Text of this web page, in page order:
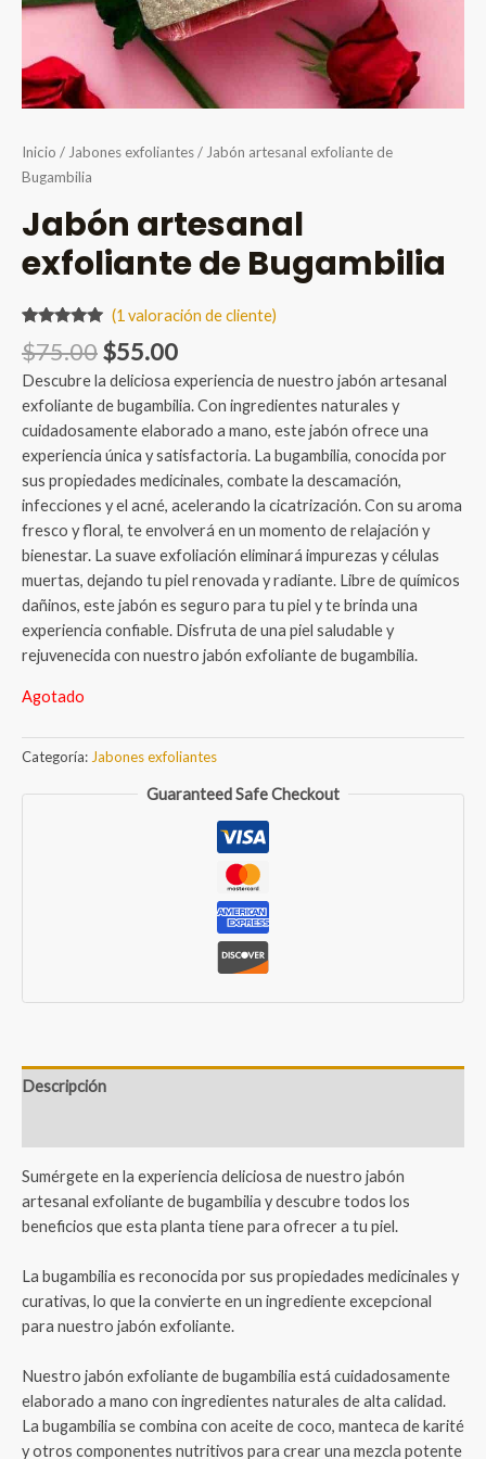
Inicio /Jabones exfoliantes/ Jabón artesanal exfoliante de
Bugambilia
Jabón artesanal
exfoliante de Bugambilia
Valorado
5.00sobre
5 basado
en
1
puntuación
de cliente
(1 valoración de cliente)
$75.00Original
price
was:
$75.00.
$55.00Current
price
is:
$55.00.
Descubre la deliciosa experiencia de nuestro jabón artesanal
exfoliante de bugambilia. Con ingredientes naturales y
cuidadosamente elaborado a mano, este jabón ofrece una
experiencia única y satisfactoria. La bugambilia, conocida por
sus propiedades medicinales, combate la descamación,
infecciones y el acné, acelerando la cicatrización. Con su aroma
fresco y floral, te envolverá en un momento de relajación y
bienestar. La suave exfoliación eliminará impurezas y células
muertas, dejando tu piel renovada y radiante. Libre de químicos
dañinos, este jabón es seguro para tu piel y te brinda una
experiencia confiable. Disfruta de una piel saludable y
rejuvenecida con nuestro jabón exfoliante de bugambilia.
Agotado
Categoría: Jabones exfoliantes
Guaranteed Safe Checkout
Descripción
Sumérgete en la experiencia deliciosa de nuestro jabón
artesanal exfoliante de bugambilia y descubre todos los
beneficios que esta planta tiene para ofrecer a tu piel.
La bugambilia es reconocida por sus propiedades medicinales y
curativas, lo que la convierte en un ingrediente excepcional
para nuestro jabón exfoliante.
Nuestro jabón exfoliante de bugambilia está cuidadosamente
elaborado a mano con ingredientes naturales de alta calidad.
La bugambilia se combina con aceite de coco, manteca de karité
y otros componentes nutritivos para crear una mezcla potente